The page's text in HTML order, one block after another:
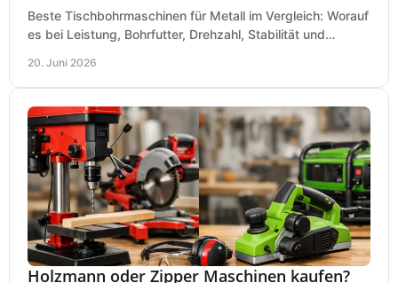
Beste Tischbohrmaschinen für Metall im Vergleich: Worauf
es bei Leistung, Bohrfutter, Drehzahl, Stabilität und
20. Juni 2026
Holzmann oder Zipper Maschinen kaufen?